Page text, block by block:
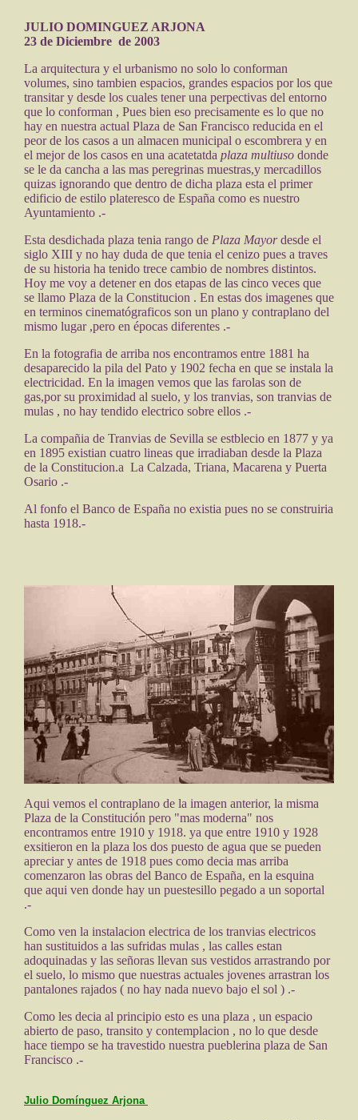
JULIO DOMINGUEZ ARJONA
23 de Diciembre de 2003
La arquitectura y el urbanismo no solo lo conforman
volumes, sino tambien espacios, grandes espacios por los que
transitar y desde los cuales tener una perpectivas del entorno
que lo conforman , Pues bien eso precisamente es lo que no
hay en nuestra actual Plaza de San Francisco reducida en el
peor de los casos a un almacen municipal o escombrera y en
el mejor de los casos en una acatetatda plaza multiuso donde
se le da cancha a las mas peregrinas muestras,y mercadillos
quizas ignorando que dentro de dicha plaza esta el primer
edificio de estilo plateresco de España como es nuestro
Ayuntamiento .-
Esta desdichada plaza tenia rango de Plaza Mayordesde el
siglo XIII y no hay duda de que tenia el cenizo pues a traves
de su historia ha tenido trece cambio de nombres distintos.
Hoy me voy a detener en dos etapas de las cinco veces que
se llamo Plaza de la Constitucion . En estas dos imagenes que
en terminos cinematógraficos son un plano y contraplano del
mismo lugar ,pero en épocas diferentes .-
En la fotografia de arriba nos encontramos entre 1881 ha
desaparecido la pila del Pato y 1902 fecha en que se instala la
electricidad. En la imagen vemos que las farolas son de
gas,por su proximidad al suelo, y los tranvias, son tranvias de
mulas , no hay tendido electrico sobre ellos .-
La compañia de Tranvias de Sevilla se estblecio en 1877 y ya
en 1895 existian cuatro lineas que irradiaban desde la Plaza
de la Constitucion.a La Calzada, Triana, Macarena y Puerta
Osario .-
Al fonfo el Banco de España no existia pues no se construiria
hasta 1918.-
Aqui vemos el contraplano de la imagen anterior, la misma
Plaza de la Constitución pero "mas moderna" nos
encontramos entre 1910 y 1918. ya que entre 1910 y 1928
exsitieron en la plaza los dos puesto de agua que se pueden
apreciar y antes de 1918 pues como decia mas arriba
comenzaron las obras del Banco de España, en la esquina
que aqui ven donde hay un puestesillo pegado a un soportal
.-
Como ven la instalacion electrica de los tranvias electricos
han sustituidos a las sufridas mulas , las calles estan
adoquinadas y las señoras llevan sus vestidos arrastrando por
el suelo, lo mismo que nuestras actuales jovenes arrastran los
pantalones rajados ( no hay nada nuevo bajo el sol ) .-
Como les decia al principio esto es una plaza , un espacio
abierto de paso, transito y contemplacion , no lo que desde
hace tiempo se ha travestido nuestra pueblerina plaza de San
Francisco .-
Julio Domínguez Arjona